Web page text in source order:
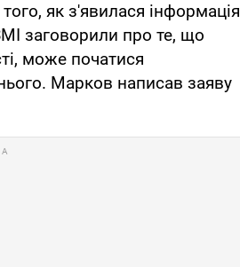
того, як з'явилася інформація
заговорили про те, що
може початися
Марков написав заяву